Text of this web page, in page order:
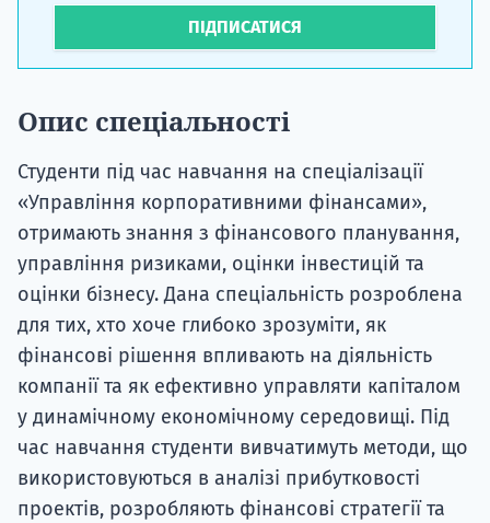
ПІДПИСАТИСЯ
Опис спеціальності
Студенти під час навчання на спеціалізації
«Управління корпоративними фінансами»,
отримають знання з фінансового планування,
управління ризиками, оцінки інвестицій та
оцінки бізнесу. Дана спеціальність розроблена
для тих, хто хоче глибоко зрозуміти, як
фінансові рішення впливають на діяльність
компанії та як ефективно управляти капіталом
у динамічному економічному середовищі. Під
час навчання студенти вивчатимуть методи, що
використовуються в аналізі прибутковості
проектів, розробляють фінансові стратегії та